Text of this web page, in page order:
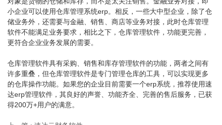
小企业可以使用仓库管理系统erp。相反，一些大中型企业，除了仓
储业务外，还需要与金融、销售、商店等业务对接，此时仓库管理
软件不能满足业务要求，相比之下，仓库管理软件，功能更完善，
更符合企业业务发展的需要。
仓库管理软件具有采购、销售和库存管理软件的功能，两者之间有
许多重叠，但仓库管理软件是专门管理仓库的工具，可以实现更多
的仓库操作功能。如果您的企业目前需要一个erp系统，推荐使用速
达erp管理软件，其良好的声誉、功能齐全、完善的售后服务，已获
得200万+用户的满意。